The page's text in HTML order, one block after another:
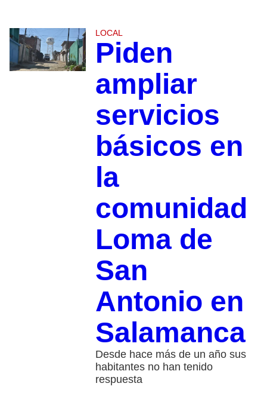
LOCAL
Piden
ampliar
servicios
básicos en
la
comunidad
Loma de
San
Antonio en
Salamanca
Desde hace más de un año sus
habitantes no han tenido
respuesta